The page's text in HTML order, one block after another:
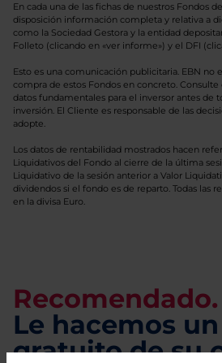
En cada una de las fichas de nuestros Fondos
disposición información completa y relativa a
como la Sociedad Gestora y la entidad
Folleto (clicando en «ver informe») y el DFI
Esto es una comunicación publicitaria. EBN no
compra de estos Fondos en concreto.
datos fundamentales para el inversor antes de
inversión. El Cliente es responsable de las
adopte.
Los datos de rentabilidad mostrados hacen
Liquidativos del Fondo al cierre de la última
Liquidativo de la sesión anterior a Valor
dividendos si el fondo es de reparto. Todas las
en la divisa Euro.
Recomendado.
Le hacemos
gratuito de su